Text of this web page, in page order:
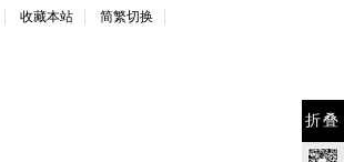
折叠
收藏本站 简繁切换